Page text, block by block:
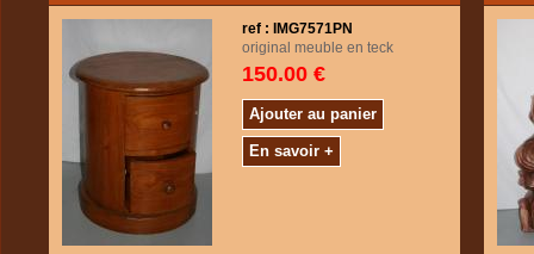
ref : IMG7571PN
original meuble en teck
150.00 €
Ajouter au panier
En savoir +